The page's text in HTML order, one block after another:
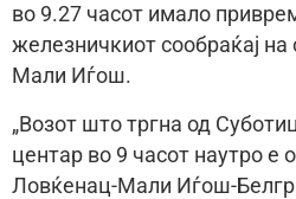
во 9.27 часот имало
железничкиот сообраќај
Мали Иѓош.
„Возот што тргна од
центар во 9 часот наутро е
Ловќенац-Мали Иѓош-